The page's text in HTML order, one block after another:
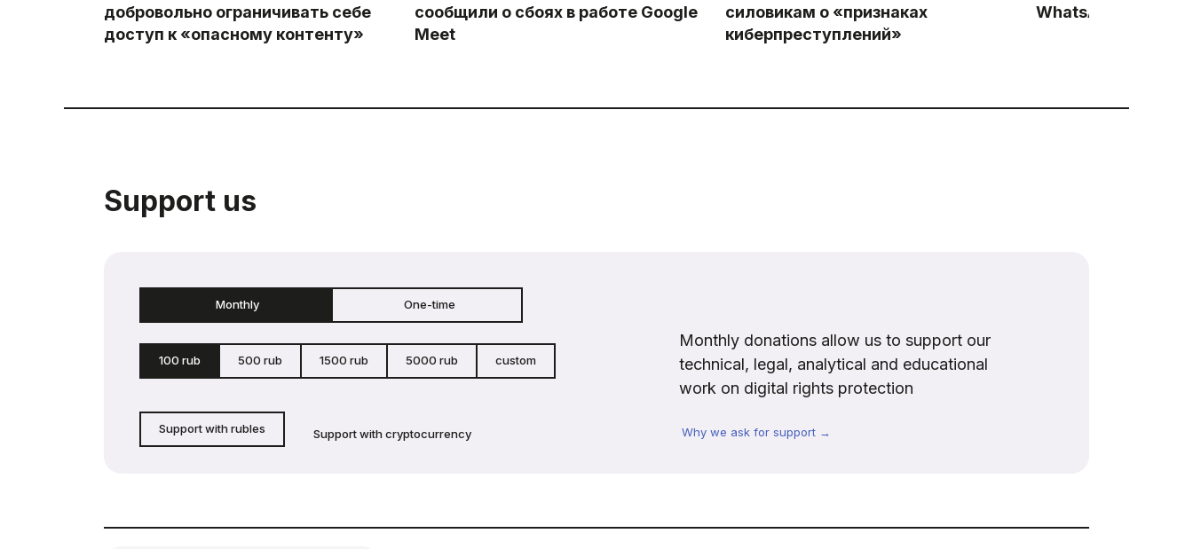
добровольно ограничивать себе
доступ к «опасному контенту»
сообщили о сбоях в работе Google
Meet
силовикам о «признаках
киберпреступлений»
WhatsApp: Начало
Support us
Monthly One-time
100 rub 500 rub 1500 rub 5000 rub custom
Support with rubles Support with cryptocurrency
Monthly donations allow us to support our
technical, legal, analytical and educational
work on digital rights protection
Why we ask for support →